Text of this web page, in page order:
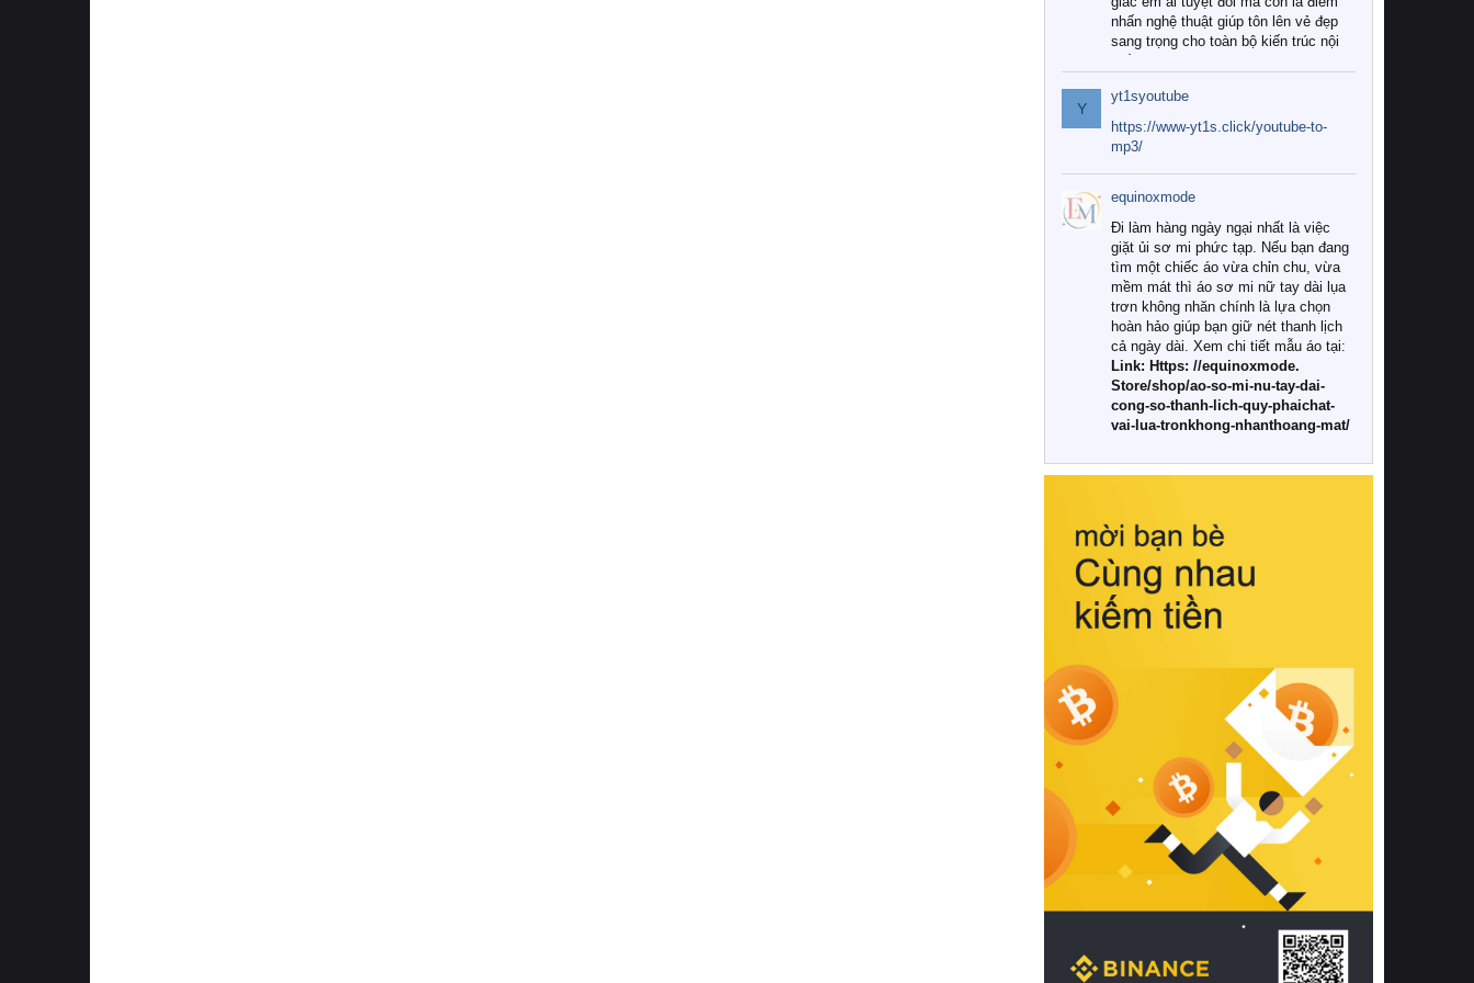
nhấn nghệ thuật giúp tôn lên vẻ đẹp
sang trọng cho toàn bộ kiến trúc nội
Tuy nhiên, giữa thị trường đa dạng
với vô vàn thương hiệu và mẫu mã
như hiện nay, làm thế nào để chọn
được những bộ chăn ga gối đệm cao
cấp thực sự chất lượng, phù hợp với
khí hậu và nhu cầu sử dụng của gia
đình? Hãy cùng chúng tôi đi tìm lời
giải đáp chi tiết qua bài viết dưới đây.
1. Tại sao các gia đình hiện đại lại ưa
chuộng chăn ga gối đệm cao cấp?
Khác với các dòng sản phẩm thông
thường, những bộ chăn ga gối đệm
cao cấp trải qua quy trình sản xuất
nghiêm ngặt từ khâu chọn lọc nguyên
liệu tự nhiên đến công nghệ dệt
nhuộm hiện đại không chứa hóa chất
này, bạn sẽ cảm nhận rõ rệt sự khác
hồi chuẩn xác của phần đệm nâng đỡ
cột sống.
Bên cạnh đó, việc lựa chọn các dòng
sản phẩm đạt chuẩn chất lượng quốc
tế còn giúp ngăn ngừa tình trạng kích
khuẩn và nấm mốc trong điều kiện
thời tiết nóng ẩm. Bạn có thể tìm hiểu
thêm các nghiên cứu khoa học về tác
động của giấc ngủ và môi trường
phòng ngủ đối với sức khỏe con
người tại Sleep Foundation (External
Link) để có cái nhìn toàn diện hơn.
2. Các tiêu chí vàng khi lựa chọn
chăn ga gối đệm cao cấp cho phòng
ngủ
Để sở hữu một bộ chăn ga gối đệm
cao cấp hoàn hảo cả về thẩm mỹ lẫn
công năng, người tiêu dùng cần cân
nhắc kỹ lưỡng các tiêu chí quan trọng
Y
yt1syoutube
https://www-yt1s.click/youtube-to-
mp3/
equinoxmode
Đi làm hàng ngày ngại nhất là việc
giặt ủi sơ mi phức tạp. Nếu bạn đang
tìm một chiếc áo vừa chỉn chu, vừa
mềm mát thì áo sơ mi nữ tay dài lụa
trơn không nhăn chính là lựa chọn
hoàn hảo giúp bạn giữ nét thanh lịch
cả ngày dài. Xem chi tiết mẫu áo tại:
Link: Https: //equinoxmode.
Store/shop/ao-so-mi-nu-tay-dai-
cong-so-thanh-lich-quy-phaichat-
vai-lua-tronkhong-nhanthoang-mat/